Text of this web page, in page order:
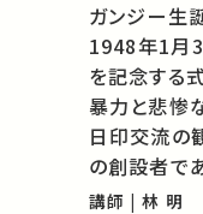
ガンジー生
1948年1月
を記念する
暴力と悲惨
日印交流の観点
の創設者で
やインパー
講師 | 林 明